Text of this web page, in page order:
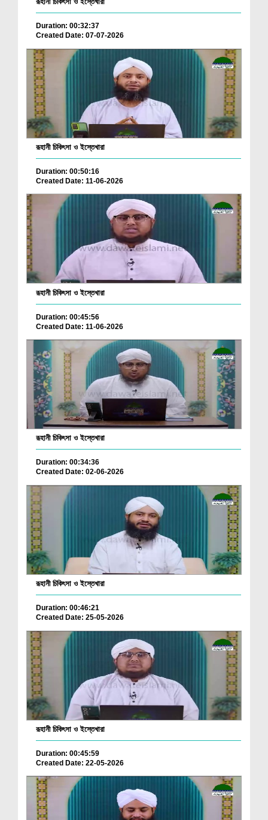
Duration: 00:32:37
Created Date: 07-07-2026
রূহানী চিকিৎসা ও ইস্তেখারা
Duration: 00:50:16
Created Date: 11-06-2026
রূহানী চিকিৎসা ও ইস্তেখারা
Duration: 00:45:56
Created Date: 11-06-2026
রূহানী চিকিৎসা ও ইস্তেখারা
Duration: 00:34:36
Created Date: 02-06-2026
রূহানী চিকিৎসা ও ইস্তেখারা
Duration: 00:46:21
Created Date: 25-05-2026
রূহানী চিকিৎসা ও ইস্তেখারা
Duration: 00:45:59
Created Date: 22-05-2026